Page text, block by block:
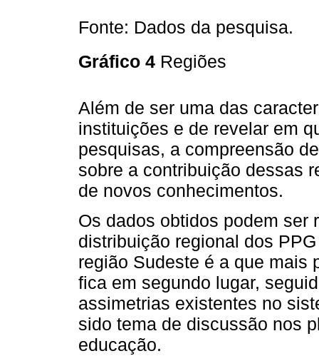
Fonte: Dados da pesquisa.
Gráfico 4 Regiões
Além de ser uma das
instituições e de revelar em
pesquisas, a compreensão
sobre a contribuição dessas
de novos conhecimentos.
Os dados obtidos podem ser
distribuição regional dos
região Sudeste é a que mais
fica em segundo lugar,
assimetrias existentes no
sido tema de discussão nos
educação.